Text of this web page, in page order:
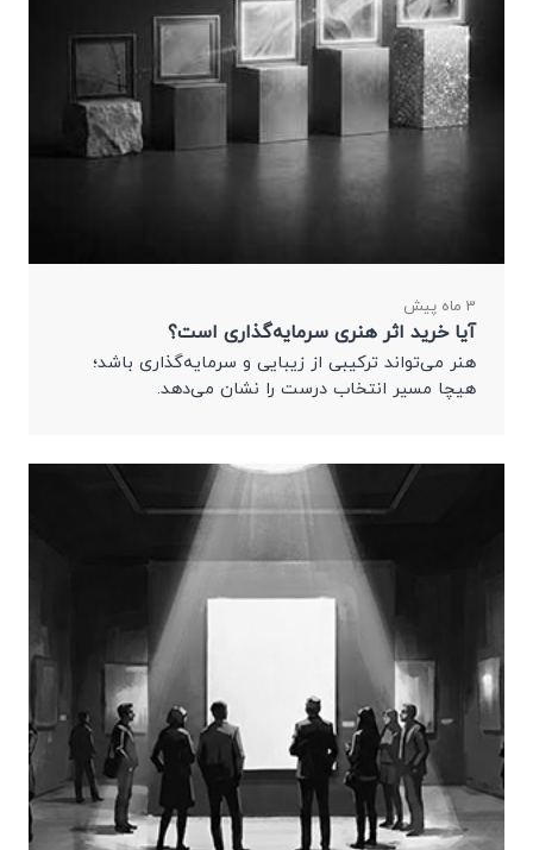
3 ماه پیش
آیا خرید اثر هنری سرمایه‌گذاری است؟
هنر می‌تواند ترکیبی از زیبایی و سرمایه‌گذاری باشد؛
هیچا مسیر انتخاب درست را نشان می‌دهد.